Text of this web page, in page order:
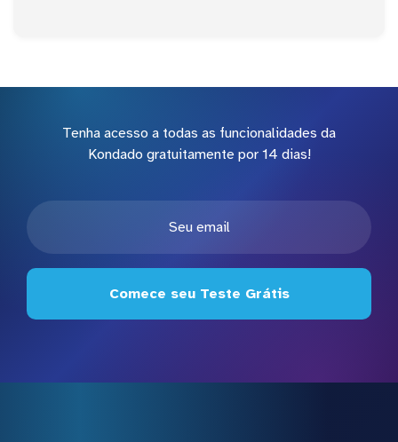
Tenha acesso a todas as funcionalidades da
Kondado gratuitamente por 14 dias!
Comece seu Teste Grátis